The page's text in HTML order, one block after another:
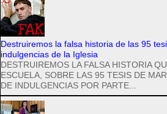
Destruiremos la falsa historia de las 95
indulgencias de la Iglesia
DESTRUIREMOS LA FALSA HISTORIA
ESCUELA, SOBRE LAS 95 TESIS DE
DE INDULGENCIAS POR PARTE...